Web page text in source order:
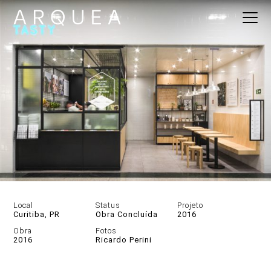
DESCRIÇÃO
Local
Curitiba, PR
Status
Obra Concluída
Projeto
2016
Obra
2016
Fotos
Ricardo Perini